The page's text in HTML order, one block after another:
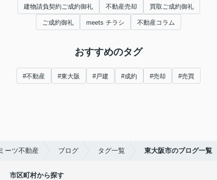
建物請負契約ご成約御礼 不動産売却 買取ご成約御礼
ご成約御礼 meets チラシ 不動産コラム
おすすめのタグ
#不動産 #東大阪 #戸建 #成約 #売却 #売買
ーツ不動産 ブログ タグ一覧 東大阪市のブログ一覧
市区町村から探す